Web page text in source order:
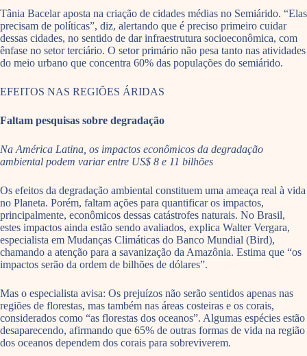
Tânia Bacelar aposta na criação de cidades médias no Semiárido. “Elas
precisam de políticas”, diz, alertando que é preciso primeiro cuidar
dessas cidades, no sentido de dar infraestrutura socioeconômica, com
ênfase no setor terciário. O setor primário não pesa tanto nas atividades
do meio urbano que concentra 60% das populações do semiárido.
EFEITOS NAS REGIÕES ÁRIDAS
Faltam pesquisas sobre degradação
Na América Latina, os impactos econômicos da degradação
ambiental podem variar entre US$ 8 e 11 bilhões
Os efeitos da degradação ambiental constituem uma ameaça real à vida
no Planeta. Porém, faltam ações para quantificar os impactos,
principalmente, econômicos dessas catástrofes naturais. No Brasil,
estes impactos ainda estão sendo avaliados, explica Walter Vergara,
especialista em Mudanças Climáticas do Banco Mundial (Bird),
chamando a atenção para a savanização da Amazônia. Estima que “os
impactos serão da ordem de bilhões de dólares”.
Mas o especialista avisa: Os prejuízos não serão sentidos apenas nas
regiões de florestas, mas também nas áreas costeiras e os corais,
considerados como “as florestas dos oceanos”. Algumas espécies estão
desaparecendo, afirmando que 65% de outras formas de vida na região
dos oceanos dependem dos corais para sobreviverem.